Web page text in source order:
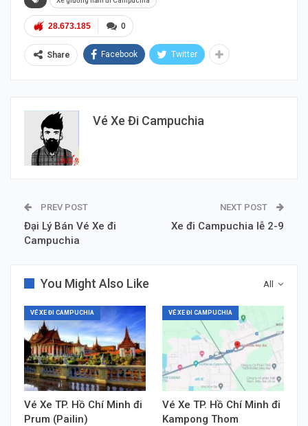
0
28.673.185
Share Facebook Twitter
Vé Xe Đi Campuchia
PREV POST
Đại Lý Bán Vé Xe đi
Campuchia
NEXT POST
Xe đi Campuchia lễ 2-9
All
You Might Also Like
VÉ XE ĐI CAMPUCHIA
Vé Xe TP. Hồ Chí Minh đi
Prum (Pailin)
VÉ XE ĐI CAMPUCHIA
Vé Xe TP. Hồ Chí Minh đi
Kampong Thom